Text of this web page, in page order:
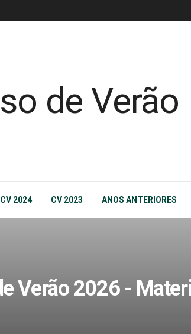
CV 2024 CV 2023 ANOS ANTERIORES
Verão 2026 -